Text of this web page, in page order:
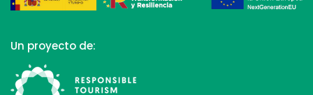
Un proyecto de: